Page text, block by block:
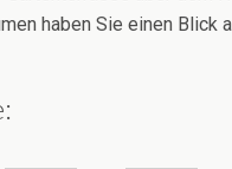
haben Sie einen Blick